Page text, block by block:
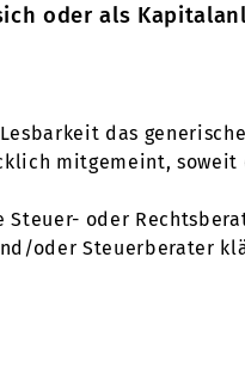
oder als
das
mitgemeint, soweit
Steuer- oder
oder Steuerberater